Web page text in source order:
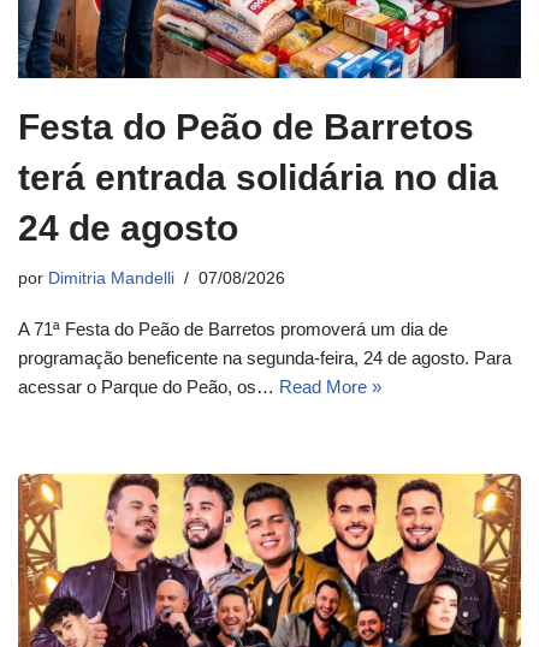
Festa do Peão de Barretos
terá entrada solidária no dia
24 de agosto
por Dimitria Mandelli 07/08/2026
A 71ª Festa do Peão de Barretos promoverá um dia de
programação beneficente na segunda-feira, 24 de agosto. Para
acessar o Parque do Peão, os… Read More »